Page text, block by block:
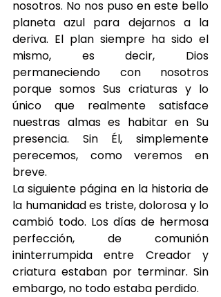
nosotros. No nos puso en este bello
planeta azul para dejarnos a la
deriva. El plan siempre ha sido el
mismo, es decir, Dios
permaneciendo con nosotros
porque somos Sus criaturas y lo
único que realmente satisface
nuestras almas es habitar en Su
presencia. Sin Él, simplemente
perecemos, como veremos en
breve.
La siguiente página en la historia de
la humanidad es triste, dolorosa y lo
cambió todo. Los días de hermosa
perfección, de comunión
ininterrumpida entre Creador y
criatura estaban por terminar. Sin
embargo, no todo estaba perdido.